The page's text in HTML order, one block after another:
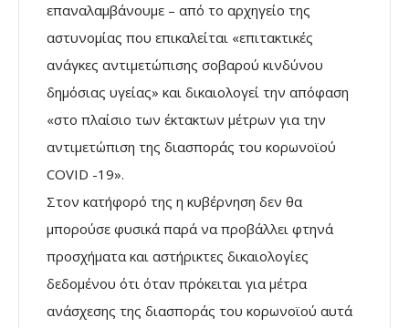
επαναλαμβάνουμε – από το αρχηγείο της
αστυνομίας που επικαλείται «επιτακτικές
ανάγκες αντιμετώπισης σοβαρού κινδύνου
δημόσιας υγείας» και δικαιολογεί την απόφαση
«στο πλαίσιο των έκτακτων μέτρων για την
αντιμετώπιση της διασποράς του κορωνοϊού
COVID -19».
Στον κατήφορό της η κυβέρνηση δεν θα
μπορούσε φυσικά παρά να προβάλλει φτηνά
προσχήματα και αστήρικτες δικαιολογίες
δεδομένου ότι όταν πρόκειται για μέτρα
ανάσχεσης της διασποράς του κορωνοϊού αυτά